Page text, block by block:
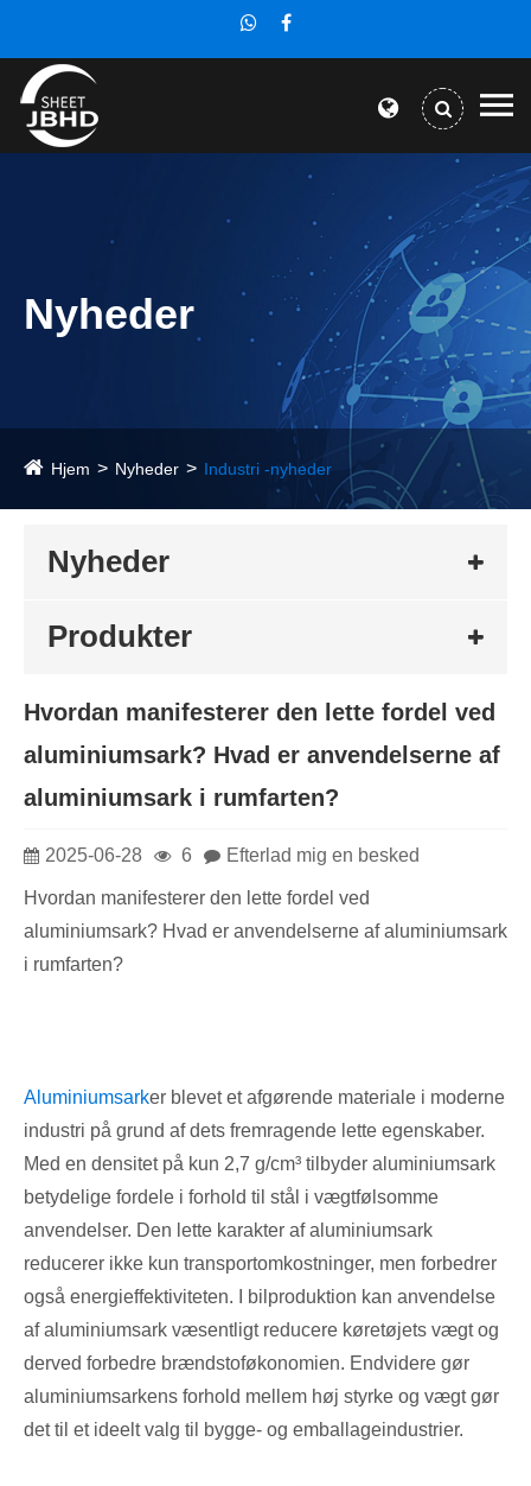
Nyheder
Hjem Nyheder Industri -nyheder
Nyheder
Produkter
Hvordan manifesterer den lette fordel ved
aluminiumsark? Hvad er anvendelserne af
aluminiumsark i rumfarten?
2025-06-28 6 Efterlad mig en besked
Hvordan manifesterer den lette fordel ved
aluminiumsark? Hvad er anvendelserne af aluminiumsark
i rumfarten?
Aluminiumsarker blevet et afgørende materiale i moderne
industri på grund af dets fremragende lette egenskaber.
Med en densitet på kun 2,7 g/cm³ tilbyder aluminiumsark
betydelige fordele i forhold til stål i vægtfølsomme
anvendelser. Den lette karakter af aluminiumsark
reducerer ikke kun transportomkostninger, men forbedrer
også energieffektiviteten. I bilproduktion kan anvendelse
af aluminiumsark væsentligt reducere køretøjets vægt og
derved forbedre brændstoføkonomien. Endvidere gør
aluminiumsarkens forhold mellem høj styrke og vægt gør
det til et ideelt valg til bygge- og emballageindustrier.